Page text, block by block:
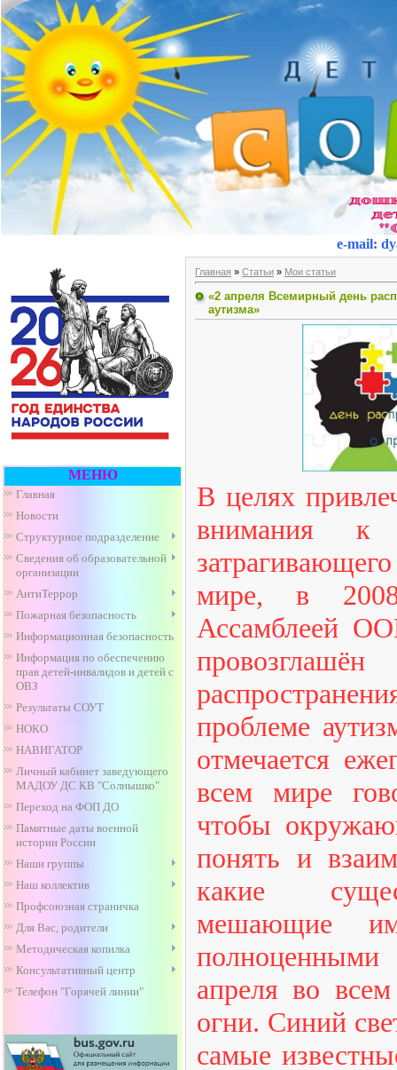
e-mail:
МЕНЮ
Главная
Новости
Структурное подразделение
Сведения об образовательной
организации
АнтиТеррор
Пожарная безопасность
Информационная безопасность
Информация по обеспечению
прав детей-инвалидов и детей с
ОВЗ
Результаты СОУТ
НОКО
НАВИГАТОР
Личный кабинет заведующего
МАДОУ ДС КВ "Солнышко"
Переход на ФОП ДО
Памятные даты военной
истории России
Наши группы
Наш коллектив
Профсоюзная страничка
Для Вас, родители
Методическая копилка
Консультативный центр
Телефон "Горячей линии"
Главная » Статьи » Мои статьи
«2 апреля Всемирный день
аутизма»
В целях
внимания к
мире, в 2008
Ассамблеей
проблеме
отмечается
всем мире
чтобы
понять и
какие
мешающие им
полноценными
апреля во
огни. Синий
самые